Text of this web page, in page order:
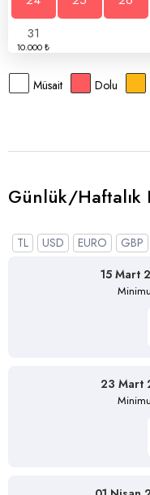
31
Müsait Dolu
Günlük/Haftalık
TL USD EURO
GBP
15 Mart
23 Mart